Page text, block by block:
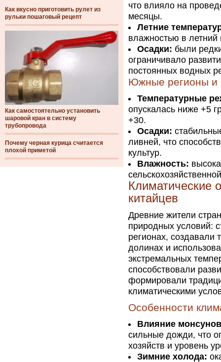
Как вкусно приготовить рулет из
рульки пошаговый рецепт
Как самостоятельно установить
шаровой кран в систему
трубопровода
Почему черная курица считается
плохой приметой
что влияло на
месяцы.
Летние
влажностью в летний
Осадки: были
ограничивало
постоянных водных
Южные регионы и
Температурные
опускалась ниже +5
+30.
Осадки:
ливней, что
культур.
Влажность:
Климатические
китайцев
Древние жители
природных условий:
регионах,
долинах и
экстремальных
способствовали
формировали
климатическими
Особенности
Влияние
сильные дожди, что
хозяйств и уровень
Зимние холода: